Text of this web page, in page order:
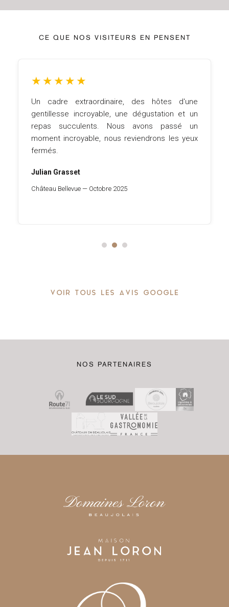
CE QUE NOS VISITEURS EN PENSENT
★ ★ ★ ★ ★
Un cadre extraordinaire, des hôtes d'une
gentillesse incroyable, une dégustation et un
repas succulents. Nous avons passé un
moment incroyable, nous reviendrons les yeux
fermés.
Julian Grasset
Château Bellevue — Octobre 2025
VOIR TOUS LES AVIS GOOGLE
NOS PARTENAIRES